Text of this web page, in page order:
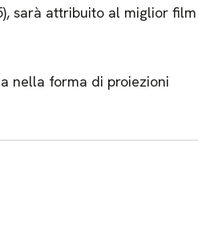
sarà attribuito al miglior film
nella forma di proiezioni